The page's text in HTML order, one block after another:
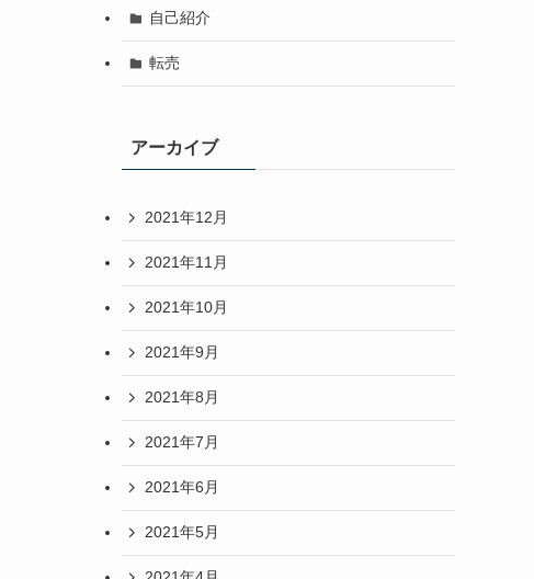
自己紹介
転売
アーカイブ
2021年12月
2021年11月
2021年10月
2021年9月
2021年8月
2021年7月
2021年6月
2021年5月